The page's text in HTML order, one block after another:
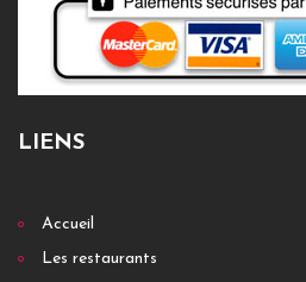
LIENS
Accueil
Les restaurants